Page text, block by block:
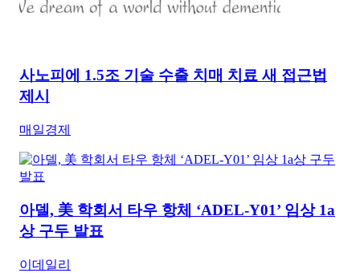
사노피에 1.5조 기술 수출 치매 치료 새 접근법
제시
매일경제
아델, 美 학회서 타우 항체 ‘ADEL-Y01’ 임상 1a
상 구두 발표
이데일리